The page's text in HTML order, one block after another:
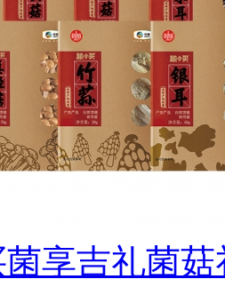
享吉礼菌菇